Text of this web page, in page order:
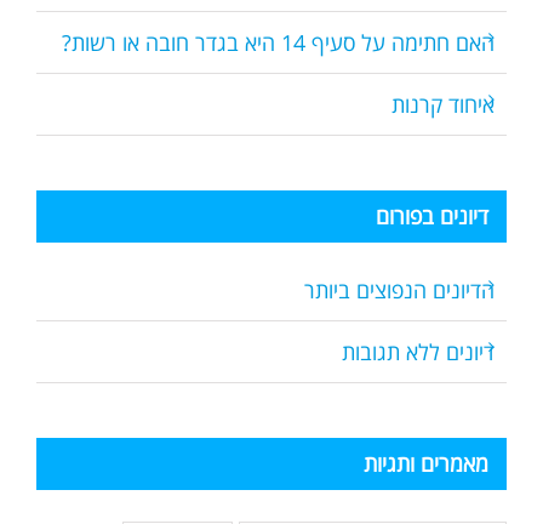
האם חתימה על סעיף 14 היא בגדר חובה או רשות?
איחוד קרנות
דיונים בפורום
הדיונים הנפוצים ביותר
דיונים ללא תגובות
מאמרים ותגיות